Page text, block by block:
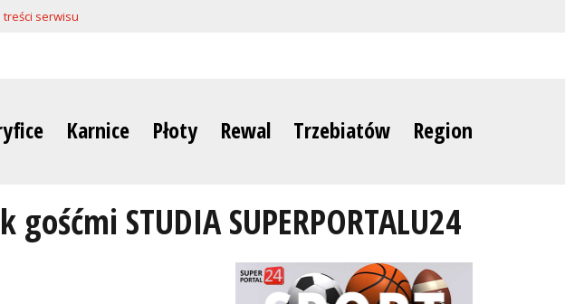
treści serwisu
Karnice Płoty Rewal Trzebiatów Region
STUDIA SUPERPORTALU24